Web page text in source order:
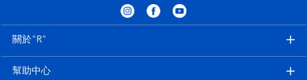
關於"R"
幫助中心